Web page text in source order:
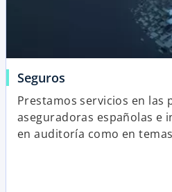
Seguros
Prestamos servicios en las
aseguradoras españolas e
en auditoría como en